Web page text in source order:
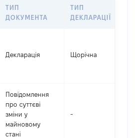
ТИП
ДОКУМЕНТА
ТИП
ДЕКЛАРАЦІЇ
Декларація Щорічна
Повідомлення
про суттєві
зміни y
майновому
стані
-